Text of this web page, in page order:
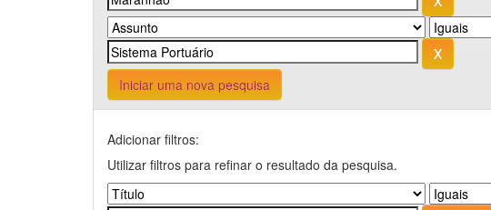
Iniciar uma nova pesquisa
Adicionar filtros:
Utilizar filtros para refinar o resultado da pesquisa.